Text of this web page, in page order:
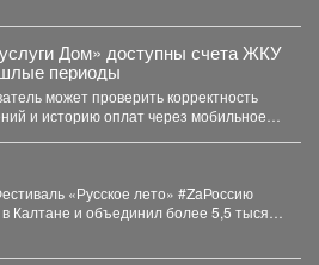
Дом» доступны счета ЖКУ
периоды
может проверить корректность
и историю оплат через мобильное
«Русское лето» #ZaРоссию
Калтане и объединил более 5,5 тысяч